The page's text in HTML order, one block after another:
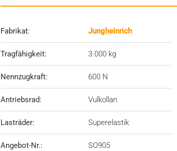
Fabrikat: Jungheinrich
Tragfähigkeit: 3.000 kg
Nennzugkraft: 600 N
Antriebsrad: Vulkollan
Lasträder: Superelastik
Angebot-Nr.: SO905